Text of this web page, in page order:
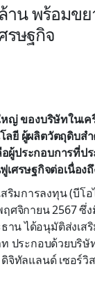
าน พร้อมข
รษฐกิจ
ญ่ ของบริษัทในเ
ยี ผู้ผลิตวัตถุดิบส
ผู้ประกอบการที่ป
ศรษฐกิจต่อเนื่องถึ
ริมการลงทุน (บีโ
ฤศจิกายน 2567
าน ได้อนุมัติส่งเส
ประกอบด้วยบริ
ทัลแลนด์ เซอร์วิ